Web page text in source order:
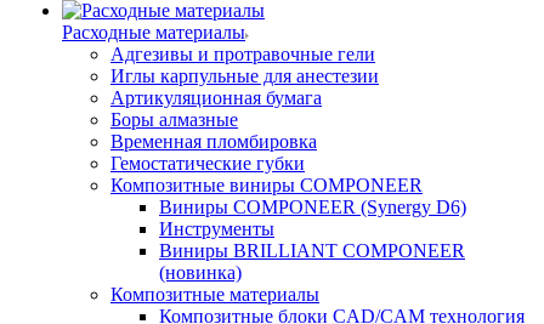
Расходные материалы
Адгезивы и протравочные гели
Иглы карпульные для анестезии
Артикуляционная бумага
Боры алмазные
Временная пломбировка
Гемостатические губки
Композитные виниры COMPONEER
Виниры COMPONEER (Synergy D6)
Инструменты
Виниры BRILLIANT COMPONEER
(новинка)
Композитные материалы
Композитные блоки CAD/СAM технология